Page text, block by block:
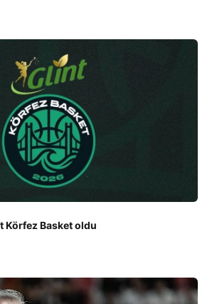
Körfez Basket oldu